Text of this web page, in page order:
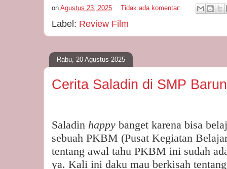
on Agustus 23, 2025 Tidak ada komentar:
Label: Review Film
Rabu, 20 Agustus 2025
Cerita Saladin di SMP
Saladin happy banget karena bisa
sebuah PKBM (Pusat Kegiatan
tentang awal tahu PKBM ini sudah
ya. Kali ini daku mau berkisah